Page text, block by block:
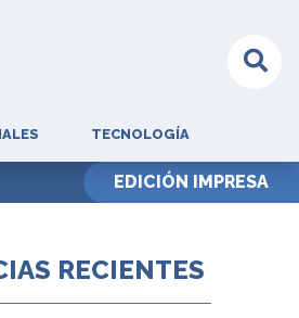
TECNOLOGÍA
EDICIÓN IMPRESA
RECIENTES